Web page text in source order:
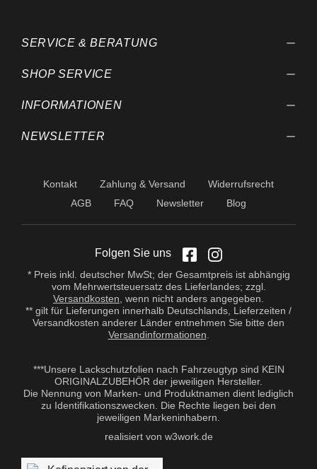
SERVICE & BERATUNG
SHOP SERVICE
INFORMATIONEN
NEWSLETTER
Kontakt Zahlung & Versand
Widerrufsrecht
AGB
FAQ Newsletter Blog
Folgen Sie uns
* Preis inkl. deutscher MwSt; der Gesamtpreis ist abhängig
vom Mehrwertsteuersatz des Lieferlandes; zzgl.
Versandkosten , wenn nicht anders angegeben.
** gilt für Lieferungen innerhalb Deutschlands, Lieferzeiten /
Versandkosten anderer Länder entnehmen Sie bitte den
Versandinformationen
***Unsere Lackschutzfolien nach Fahrzeugtyp sind KEIN
ORIGINALZUBEHÖR der jeweiligen Hersteller.
Die Nennung von Marken- und Produktnamen dient lediglich
zu Identifikationszwecken. Die Rechte liegen bei den
jeweiligen Markeninhabern.
realisiert von w3work.de